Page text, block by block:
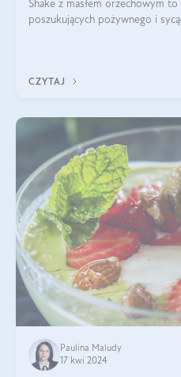
Shake z masłem orzechowym
poszukujących pożywnego i
CZYTAJ
Paulina Maludy
17 kwi 2024